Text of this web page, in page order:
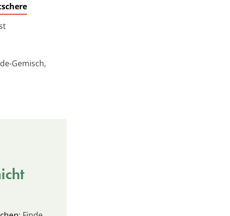
Gemisch,